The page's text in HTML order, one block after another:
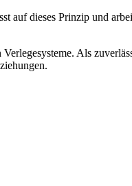
auf dieses Prinzip und
Als